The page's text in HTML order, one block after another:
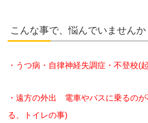
こんな事で、悩んでいませんか
・うつ病・自律神経失調症・不登校(
・遠方の外出 電車やバスに乗るの
る、トイレの事)